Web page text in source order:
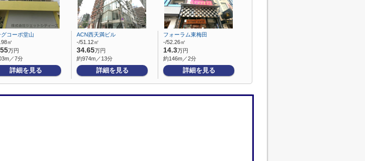
グコーポ堂山
㎡
万円
／7分
詳細を見る
ACN西天満ビル
-/51.12㎡
34.65万円
約974m／13分
詳細を見る
フォーラム東梅田
-/52.26㎡
14.3万円
約146m／2分
詳細を見る